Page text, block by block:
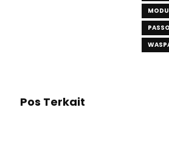
Pos Terkait